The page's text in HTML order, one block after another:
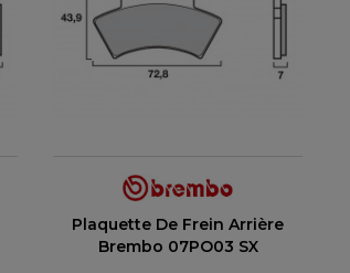
Plaquette De Frein Arrière
Brembo 07PO03 SX